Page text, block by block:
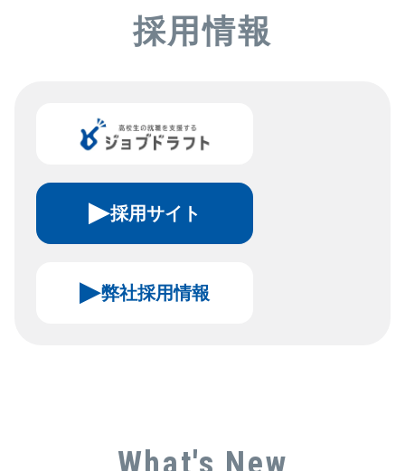
採用情報
採用サイト
弊社採用情報